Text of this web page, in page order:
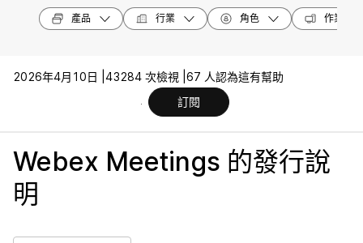
產品 行業 角色 作業系統
2026年4月10日 | 43284 次檢視 | 67 人認為這有幫助
訂閱
Webex Meetings 的發行說
明